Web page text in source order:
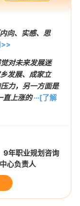
向、实感、思
对未来发展迷
发展、成家立
力，另一方面是
直上涨的 ···[了解
9年职业规划咨询
心负责人